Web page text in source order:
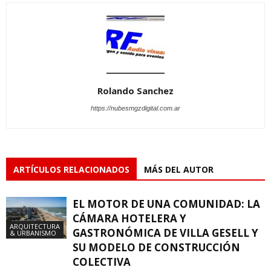
Rolando Sanchez
https://nubesmgzdigital.com.ar
ARTÍCULOS RELACIONADOS MÁS DEL AUTOR
ARQUITECTURA
& URBANISMO
EL MOTOR DE UNA COMUNIDAD: LA
CÁMARA HOTELERA Y
GASTRONÓMICA DE VILLA GESELL Y
SU MODELO DE CONSTRUCCIÓN
COLECTIVA